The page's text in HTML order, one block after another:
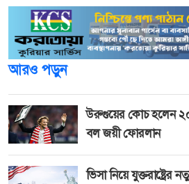
আরও পড়ুন
উরুগুয়ের কোচ হলেন
বল জয়ী ফোরলান
ভিসা নিয়ে যুক্তরাষ্ট্রের